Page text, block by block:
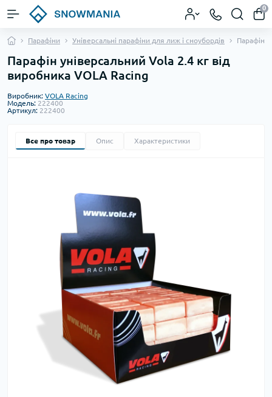
0
Парафіни Універсальні парафіни для лиж і сноубордів Парафін
Парафін універсальний Vola 2.4 кг від
виробника VOLA Racing
Виробник: VOLA Racing
Модель: 222400
Артикул: 222400
Все про товар Опис Характеристики